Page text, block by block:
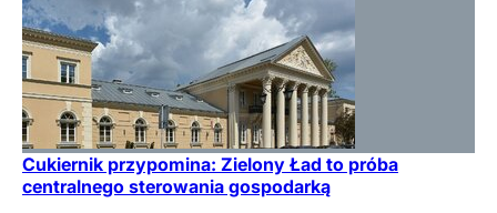
Cukiernik przypomina: Zielony Ład to próba
centralnego sterowania gospodarką